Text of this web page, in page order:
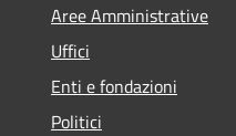
Aree Amministrative
Uffici
Enti e fondazioni
Politici